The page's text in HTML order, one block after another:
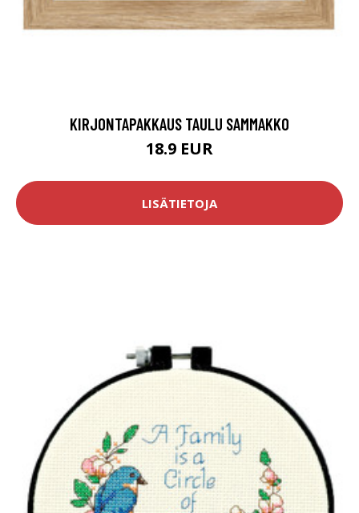
KIRJONTAPAKKAUS TAULU SAMMAKKO
18.9 EUR
LISÄTIETOJA